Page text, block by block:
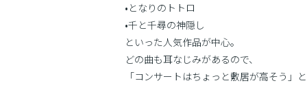
•となりのトトロ
•千と千尋の神隠し
といった人気作品が中心。
どの曲も耳なじみがあるので、
「コンサートはちょっと敷居が高そう」